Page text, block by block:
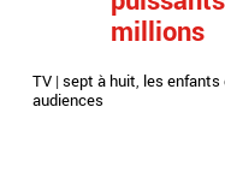
millions
TV |sept à huit, les enfants
audiences